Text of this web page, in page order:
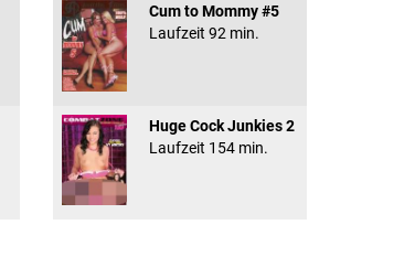
Cum to Mommy #5
Laufzeit 92 min.
Huge Cock Junkies 2
Laufzeit 154 min.